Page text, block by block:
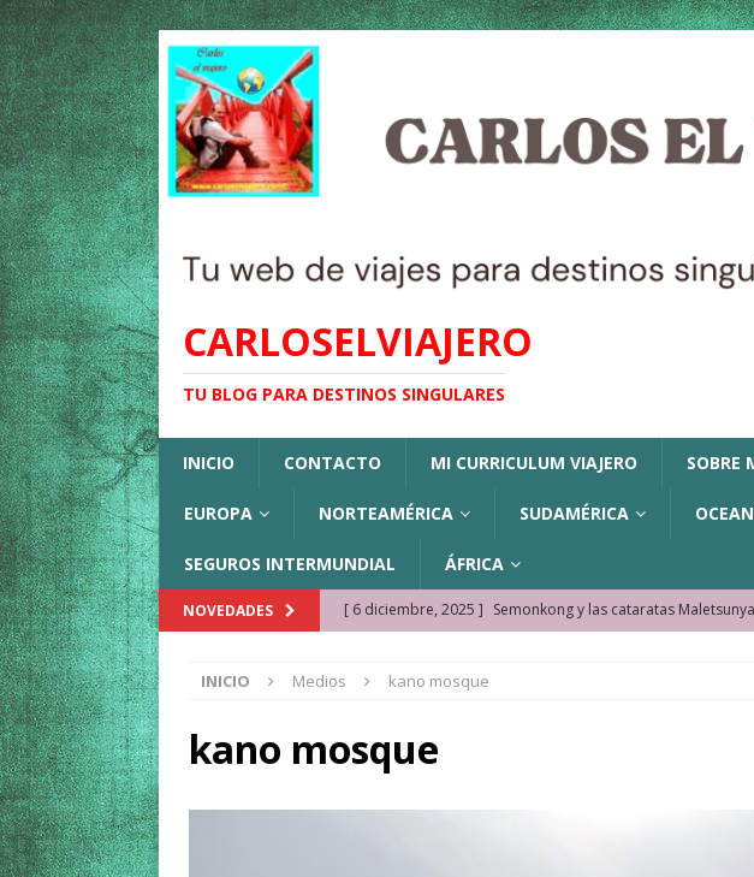
CARLOSELVIAJERO
TU BLOG PARA DESTINOS SINGULARES
INICIO CONTACTO MI CURRICULUM VIAJERO SOBRE
EUROPA NORTEAMÉRICA SUDAMÉRICA
SEGUROS INTERMUNDIAL ÁFRICA
NOVEDADES [ 6 diciembre, 2025 ] Semonkong y las cataratas
KAZAJISTÁN
REFLEXIONES VIAJERAS
[ 9 octubre, 2025 ]
JAMAICA. La historia de la misteriosa
INICIO Medios kano mosque
kano mosque